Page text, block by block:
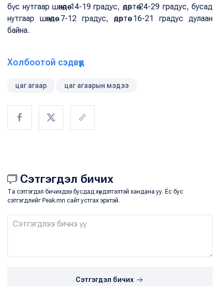
бүс нутгаар шөнөдөө 14-19 градус, өдөртөө 24-29 градус, бусад
нутгаар шөнөдөө 7-12 градус, өдөртөө 16-21 градус дулаан
байна.
Холбоотой сэдвүүд
цаг агаар цаг агаарын мэдээ
Сэтгэгдэл бичих
Та сэтгэгдэл бичихдээ бусдад хүндэтгэлтэй хандана уу. Ёс бус
сэтгэгдлийг Peak.mn сайт устгах эрхтэй.
Сэтгэгдэл бичих